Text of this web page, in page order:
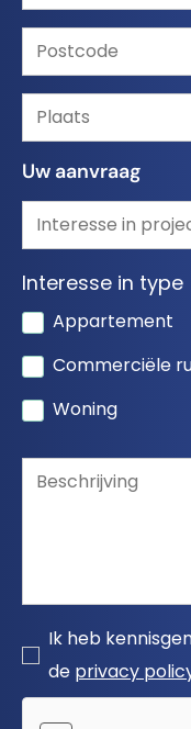
Uw aanvraag
Appartement
Commerciële
Woning
Interesse in type
Ik heb
de privacy